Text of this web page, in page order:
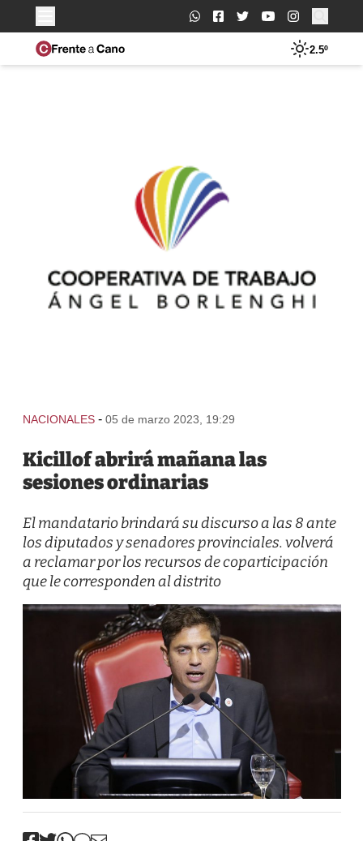
Buscar:
2.5º
NACIONALES - 05 de marzo 2023, 19:29
Kicillof abrirá mañana las
sesiones ordinarias
El mandatario brindará su discurso a las 8 ante
los diputados y senadores provinciales. volverá
a reclamar por los recursos de coparticipación
que le corresponden al distrito